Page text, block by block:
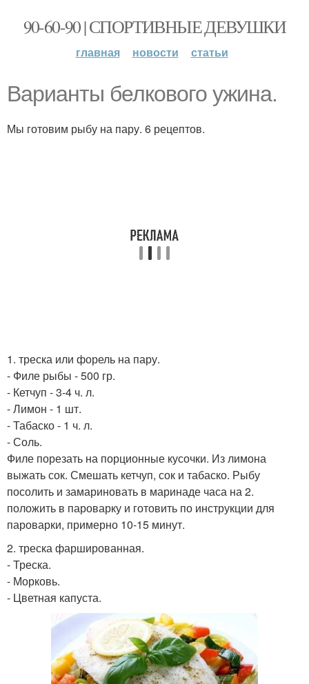
90-60-90 | СПОРТИВНЫЕ ДЕВУШКИ
главная новости статьи
Варианты белкового ужина.
Мы готовим рыбу на пару. 6 рецептов.
1. треска или форель на пару.
- Филе рыбы - 500 гр.
- Кетчуп - 3-4 ч. л.
- Лимон - 1 шт.
- Табаско - 1 ч. л.
- Соль.
Филе порезать на порционные кусочки. Из лимона
выжать сок. Смешать кетчуп, сок и табаско. Рыбу
посолить и замариновать в маринаде часа на 2.
положить в пароварку и готовить по инструкции для
пароварки, примерно 10-15 минут.
2. треска фаршированная.
- Треска.
- Морковь.
- Цветная капуста.